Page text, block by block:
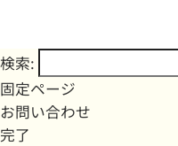
検索:
固定ページ
お問い合わせ
完了